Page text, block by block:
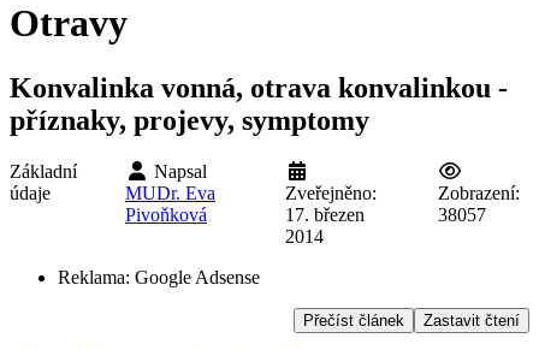
Otravy
Konvalinka vonná, otrava konvalinkou -
příznaky, projevy, symptomy
Základní
údaje
Napsal
MUDr. Eva
Pivoňková
Zveřejněno:
17. březen
2014
Zobrazení:
38057
Reklama: Google Adsense
Přečíst článek Zastavit čtení